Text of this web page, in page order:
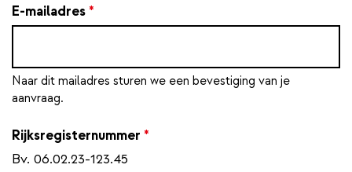
E-mailadres *
Naar dit mailadres sturen we een bevestiging van je
aanvraag.
Rijksregisternummer *
Bv. 06.02.23-123.45